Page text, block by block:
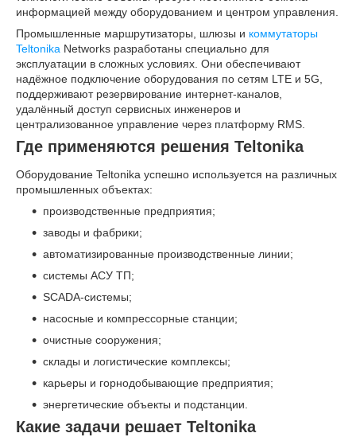
информацией между оборудованием и центром управления.
Промышленные маршрутизаторы, шлюзы и коммутаторы
Teltonika Networks разработаны специально для
эксплуатации в сложных условиях. Они обеспечивают
надёжное подключение оборудования по сетям LTE и 5G,
поддерживают резервирование интернет-каналов,
удалённый доступ сервисных инженеров и
централизованное управление через платформу RMS.
Где применяются решения Teltonika
Оборудование Teltonika успешно используется на различных
промышленных объектах:
производственные предприятия;
заводы и фабрики;
автоматизированные производственные линии;
системы АСУ ТП;
SCADA-системы;
насосные и компрессорные станции;
очистные сооружения;
склады и логистические комплексы;
карьеры и горнодобывающие предприятия;
энергетические объекты и подстанции.
Какие задачи решает Teltonika